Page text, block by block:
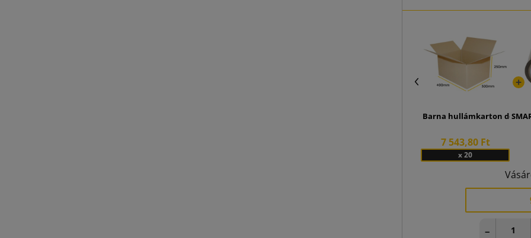
Barna hullámkarton doboz
7 543,80 Ft
x 20
−